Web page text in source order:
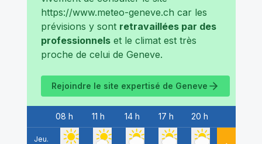
https://www.meteo-geneve.ch car les
prévisions y sont retravaillées par des
professionnelset le climat est très
proche de celui de Geneve.
Rejoindre le site expertisé de Geneve
Date
08 h 11 h 14 h 17 h 20 h
Jeu.